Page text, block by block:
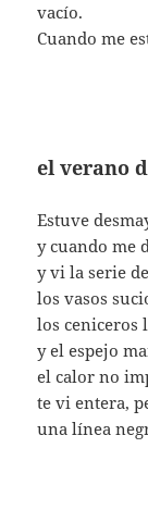
vacío.
Cuando me
el verano
Estuve
y cuando me
y vi la serie
los vasos
los ceniceros
y el espejo
el calor no
te vi entera,
una línea